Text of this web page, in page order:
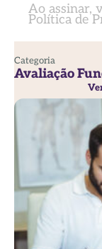
Ao assinar,
Política de
Categoria
Avaliação